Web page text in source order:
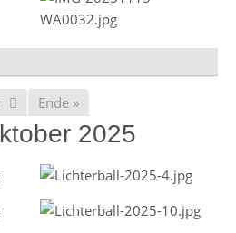
Ende »
2025